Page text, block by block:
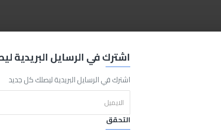
اشترك في الرسايل البريدية
اشترك في الرسايل البريدية ليصلك كل جديد
التحقق